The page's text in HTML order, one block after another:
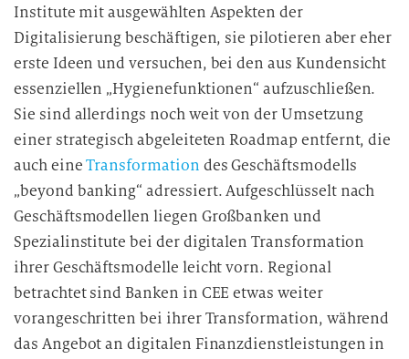
Institute mit ausgewählten Aspekten der
Digitalisierung beschäftigen, sie pilotieren aber eher
erste Ideen und versuchen, bei den aus Kundensicht
essenziellen „Hygienefunktionen“ aufzuschließen.
Sie sind allerdings noch weit von der Umsetzung
einer strategisch abgeleiteten Roadmap entfernt, die
auch eineTransformation des Geschäftsmodells
„beyond banking“ adressiert. Aufgeschlüsselt nach
Geschäftsmodellen liegen Großbanken und
Spezialinstitute bei der digitalen Transformation
ihrer Geschäftsmodelle leicht vorn. Regional
betrachtet sind Banken in CEE etwas weiter
vorangeschritten bei ihrer Transformation, während
das Angebot an digitalen Finanzdienstleistungen in